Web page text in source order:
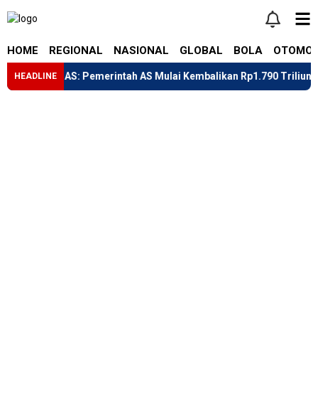
HOME REGIONAL NASIONAL GLOBAL BOLA
HEADLINE
AS: Pemerintah AS Mulai Kembalikan Rp1.790 Triliun